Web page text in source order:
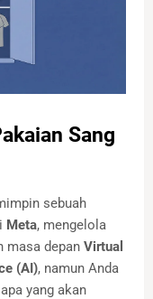
Sang
sebuah
Meta, mengelola
masa depan Virtual
(AI), namun Anda
yang akan